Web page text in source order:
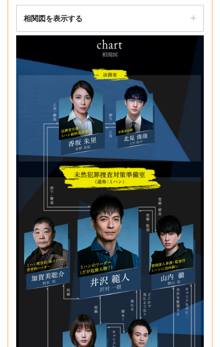
楽天ID（クレジットカード、楽天スーパーポイント払
い）
dアカウント（ドコモのケータイ料金と一緒の支払
au ID（auのケータイ料金と一緒の支払い）
Softbank認証（ソフトバンクのケータイ料金と一緒
の支払い）
フジテレビID
相関図を表示する